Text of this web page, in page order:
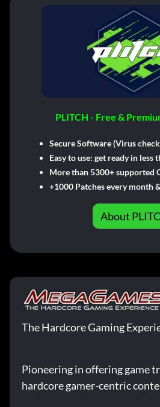
PLITCH - Free &
Secure Software (Virus
Easy to use: get ready in less
More than 5300+ supported
+1000 Patches every month
About
The Hardcore Gaming
Pioneering in offering game
hardcore gamer-centric